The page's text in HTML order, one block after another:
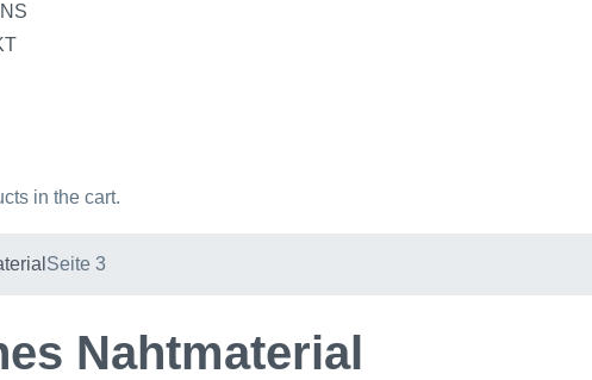
in the cart.
Seite 3
Nahtmaterial